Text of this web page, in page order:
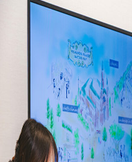
料理
ドレス
プラン